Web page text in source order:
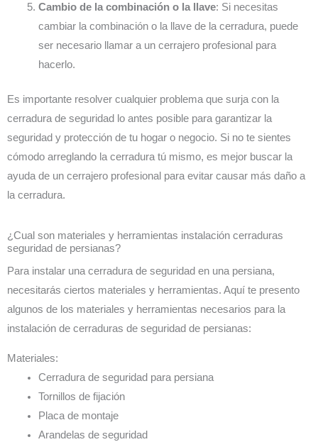
Cambio de la combinación o la llave: Si necesitas
cambiar la combinación o la llave de la cerradura, puede
ser necesario llamar a un cerrajero profesional para
hacerlo.
Es importante resolver cualquier problema que surja con la
cerradura de seguridad lo antes posible para garantizar la
seguridad y protección de tu hogar o negocio. Si no te sientes
cómodo arreglando la cerradura tú mismo, es mejor buscar la
ayuda de un cerrajero profesional para evitar causar más daño a
la cerradura.
¿Cual son materiales y herramientas instalación cerraduras
seguridad de persianas?
Para instalar una cerradura de seguridad en una persiana,
necesitarás ciertos materiales y herramientas. Aquí te presento
algunos de los materiales y herramientas necesarios para la
instalación de cerraduras de seguridad de persianas:
Materiales:
Cerradura de seguridad para persiana
Tornillos de fijación
Placa de montaje
Arandelas de seguridad